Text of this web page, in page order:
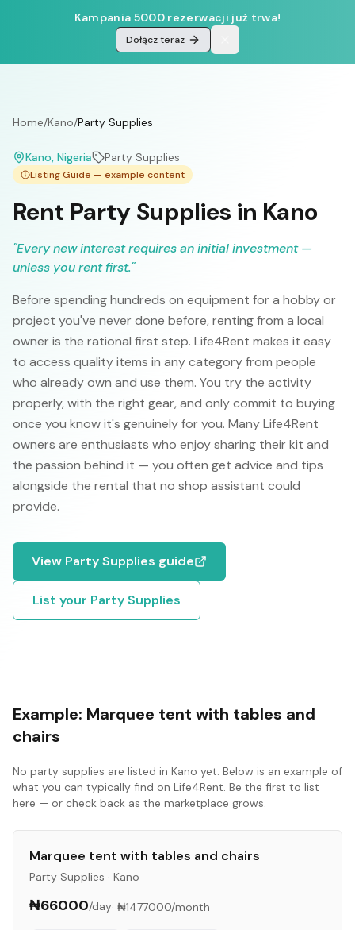
Kampania 5000 rezerwacji już trwa!
Dołącz teraz
Home/Kano/Party Supplies
Kano, Nigeria Party Supplies
Listing Guide — example content
Rent Party Supplies in Kano
"Every new interest requires an initial investment —
unless you rent first."
Before spending hundreds on equipment for a hobby or
project you've never done before, renting from a local
owner is the rational first step. Life4Rent makes it easy
to access quality items in any category from people
who already own and use them. You try the activity
properly, with the right gear, and only commit to buying
once you know it's genuinely for you. Many Life4Rent
owners are enthusiasts who enjoy sharing their kit and
the passion behind it — you often get advice and tips
alongside the rental that no shop assistant could
provide.
View Party Supplies guide
List your Party Supplies
Example: Marquee tent with tables and
chairs
No party supplies are listed in Kano yet. Below is an example of
what you can typically find on Life4Rent. Be the first to list
here — or check back as the marketplace grows.
Marquee tent with tables and chairs
Party Supplies · Kano
₦66000/day· ₦1477000/month